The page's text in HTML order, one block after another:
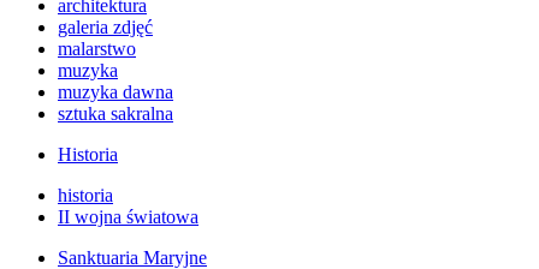
architektura
galeria zdjęć
malarstwo
muzyka
muzyka dawna
sztuka sakralna
Historia
historia
II wojna światowa
Sanktuaria Maryjne